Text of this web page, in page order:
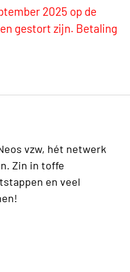
2025 op de
gestort zijn. Betaling
vzw, hét netwerk
Zin in toffe
en veel